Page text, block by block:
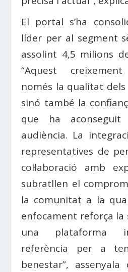
El portal s’ha
líder per al segment
assolint 4,5 milions
“Aquest
només la qualitat
sinó també la
que ha
audiència. La
representatives de
col·laboració amb
subratllen el
la comunitat a la
enfocament reforça la
una plataforma
referència per a
benestar”, assenyala